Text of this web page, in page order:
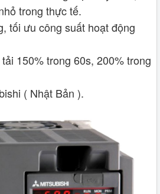
trong thực tế.
tối ưu công suất hoạt động
150% trong 60s, 200% trong
( Nhật Bản ).